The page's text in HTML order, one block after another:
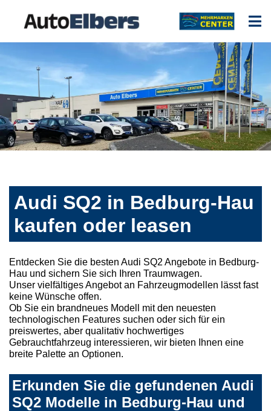
Audi SQ2 in Bedburg-Hau
kaufen oder leasen
Entdecken Sie die besten Audi SQ2 Angebote in Bedburg-
Hau und sichern Sie sich Ihren Traumwagen.
Unser vielfältiges Angebot an Fahrzeugmodellen lässt fast
keine Wünsche offen.
Ob Sie ein brandneues Modell mit den neuesten
technologischen Features suchen oder sich für ein
preiswertes, aber qualitativ hochwertiges
Gebrauchtfahrzeug interessieren, wir bieten Ihnen eine
breite Palette an Optionen.
Erkunden Sie die gefundenen Audi
SQ2 Modelle in Bedburg-Hau und